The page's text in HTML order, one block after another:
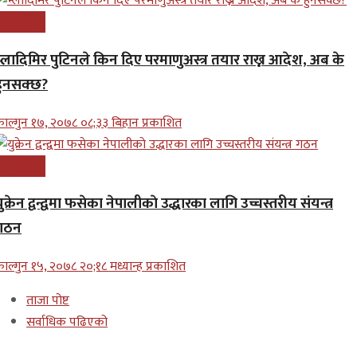
पुटिनले किन दिए परमाणुअस्त्र तयार राख्न आदेश, अब के
१७, २०७८ ०८;३३ बिहान प्रकाशित
द्वन्द्वमा फसेका नेपालीकाे उद्धारका लागि उच्चस्तरीय संयन्त्र
१५, २०७८ २०;१८ मध्यान्ह प्रकाशित
ताजा पोष्ट
सर्वाधिक पढिएको